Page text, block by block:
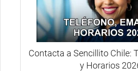
Contacta a Sencillito Chile:
y Horarios